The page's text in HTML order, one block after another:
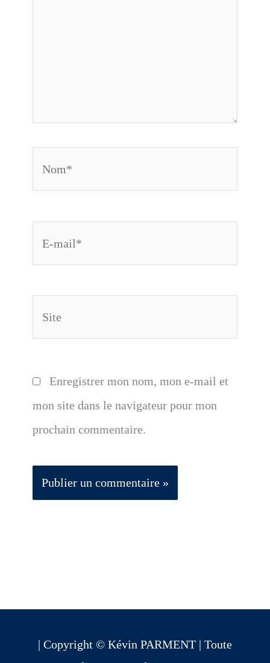
Enregistrer mon nom, mon e-mail et
mon site dans le navigateur pour mon
prochain commentaire.
| Copyright © Kévin PARMENT | Toute